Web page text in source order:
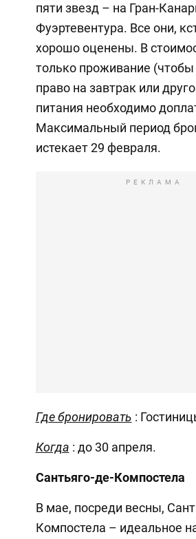
пяти звезд – на Гран-
Фуэртевентура. Все они,
хорошо оценены. В
только проживание (чтобы
право на завтрак или
питания необходимо
Максимальный период
истекает 29 февраля.
РЕКЛАМА
Где бронировать :
Когда : до 30 апреля.
Сантьяго-де-Компостела
В мае, посреди весны,
Компостела – идеальное